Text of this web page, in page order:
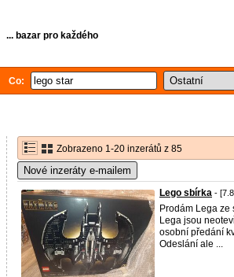
... bazar pro každého
Co:
Zobrazeno 1-20 inzerátů z 85
Nové inzeráty e-mailem
Lego sbírka -
Prodám Lega ze
Lega jsou
osobní předání
Odeslání ale ...